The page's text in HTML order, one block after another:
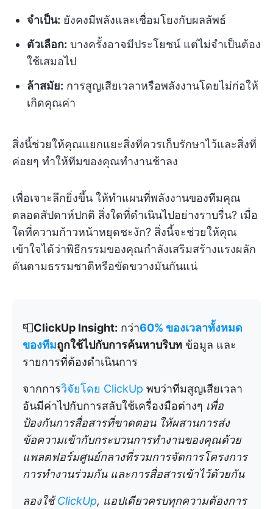
จำเป็น: ยังคงมีพลังและเชื่อมโยงกับผลลัพธ์
ตัวเลือก: บางครั้งอาจมีประโยชน์ แต่ไม่จำเป็นต้อง
ใช้เสมอไป
ล้าสมัย: การสูญเสียเวลาหรือพลังงานโดยไม่ก่อให้
เกิดคุณค่า
สิ่งนี้ช่วยให้คุณแยกแยะสิ่งที่ควรเก็บรักษาไว้และสิ่งที่
ค่อยๆ ทำให้ทีมของคุณทำงานช้าลง
เพื่อเจาะลึกยิ่งขึ้น ให้ทำแผนที่พลังงานของทีมคุณ
ตลอดสัปดาห์ปกติ สิ่งใดที่ดำเนินไปอย่างราบรื่น? เมื่อ
ใดที่ความก้าวหน้าหยุดชะงัก? สิ่งนี้จะช่วยให้คุณ
เข้าใจได้ว่าพิธีกรรมของคุณกำลังเสริมสร้างแรงผลัก
ดันตามธรรมชาติหรือขัดขวางมันกันแน่
📮ClickUp Insight: กว่า60% ของเวลาทั้งหมด
ของทีมถูกใช้ไปกับการค้นหาบริบท ข้อมูล และ
รายการที่ต้องดำเนินการ
จากการวิจัยโดย ClickUp พบว่าทีมสูญเสียเวลา
อันมีค่าไปกับการสลับใช้เครื่องมือต่างๆ เพื่อ
ป้องกันการสื่อสารที่ขาดตอน ให้ผสานการส่ง
ข้อความเข้ากับกระบวนการทำงานของคุณด้วย
แพลตฟอร์มศูนย์กลางที่รวมการจัดการโครงการ
การทำงานร่วมกัน และการสื่อสารเข้าไว้ด้วยกัน
ลองใช้ClickUp, แอปเดียวครบทุกความต้องการ